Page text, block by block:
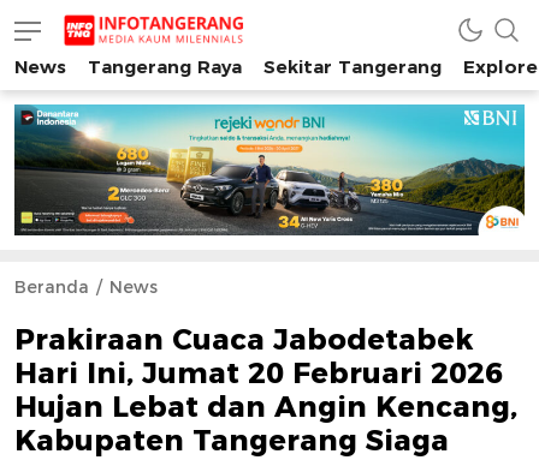
INFO TANGERANG
Media Kaum Millenials Tangerang Raya
News Tangerang Raya Sekitar Tangerang
Beranda News
Prakiraan Cuaca Jabodetabek
Hari Ini, Jumat 20 Februari 2026
Hujan Lebat dan Angin Kencang,
Kabupaten Tangerang Siaga